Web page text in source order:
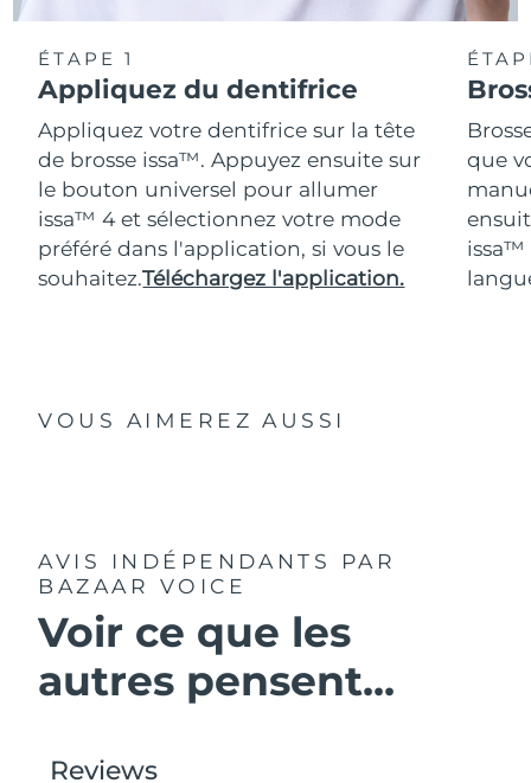
ÉTAPE 1
Appliquez du dentifrice
Appliquez votre dentifrice sur la tête
de brosse issa™. Appuyez ensuite sur
le bouton universel pour allumer
issa™ 4 et sélectionnez votre mode
préféré dans l'application, si vous le
souhaitez.Téléchargez l'application.
que
issa™
VOUS AIMEREZ AUSSI
AVIS INDÉPENDANTS
PAR
BAZAAR VOICE
Voir ce que les
autres pensent...